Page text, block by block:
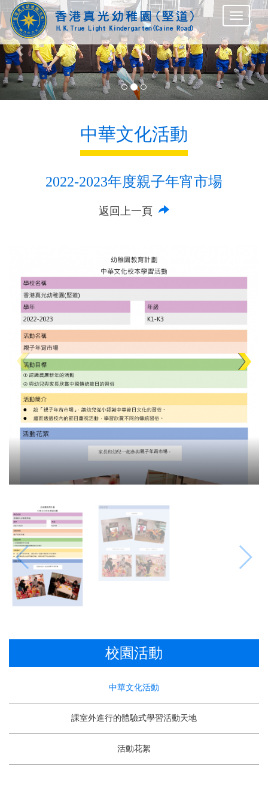
Previous
中華文化活動
2022-2023年度親子年宵市場
返回上一頁
校園活動
中華文化活動
課室外進行的體驗式學習活動天地
活動花絮